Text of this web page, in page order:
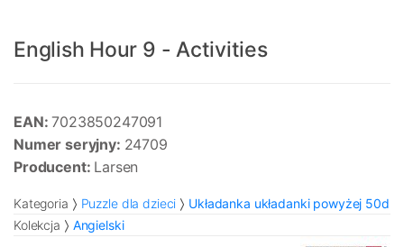
English Hour 9 - Activities
EAN: 7023850247091
Numer seryjny: 24709
Producent: Larsen
Kategoria Puzzle dla dzieci
Układanka układanki powyżej 50d
Kolekcja
Angielski